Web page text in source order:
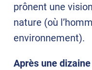
prônent une
nature (où
environnement).
Après une